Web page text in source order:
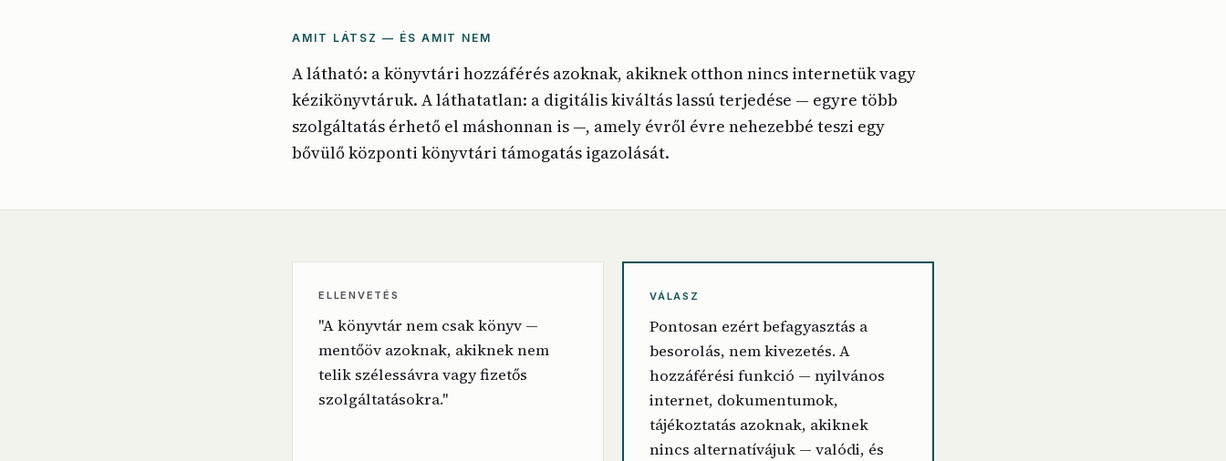
AMIT LÁTSZ — ÉS AMIT NEM
A látható: a könyvtári hozzáférés azoknak, akiknek otthon nincs internetük vagy
kézikönyvtáruk. A láthatatlan: a digitális kiváltás lassú terjedése — egyre több
szolgáltatás érhető el máshonnan is —, amely évről évre nehezebbé teszi egy
bővülő központi könyvtári támogatás igazolását.
ELLENVETÉS
"A könyvtár nem csak könyv —
mentőöv azoknak, akiknek nem
telik szélessávra vagy fizetős
szolgáltatásokra."
VÁLASZ
Pontosan ezért befagyasztás a
besorolás, nem kivezetés. A
hozzáférési funkció — nyilvános
internet, dokumentumok,
tájékoztatás azoknak, akiknek
nincs alternatívájuk — valódi, és